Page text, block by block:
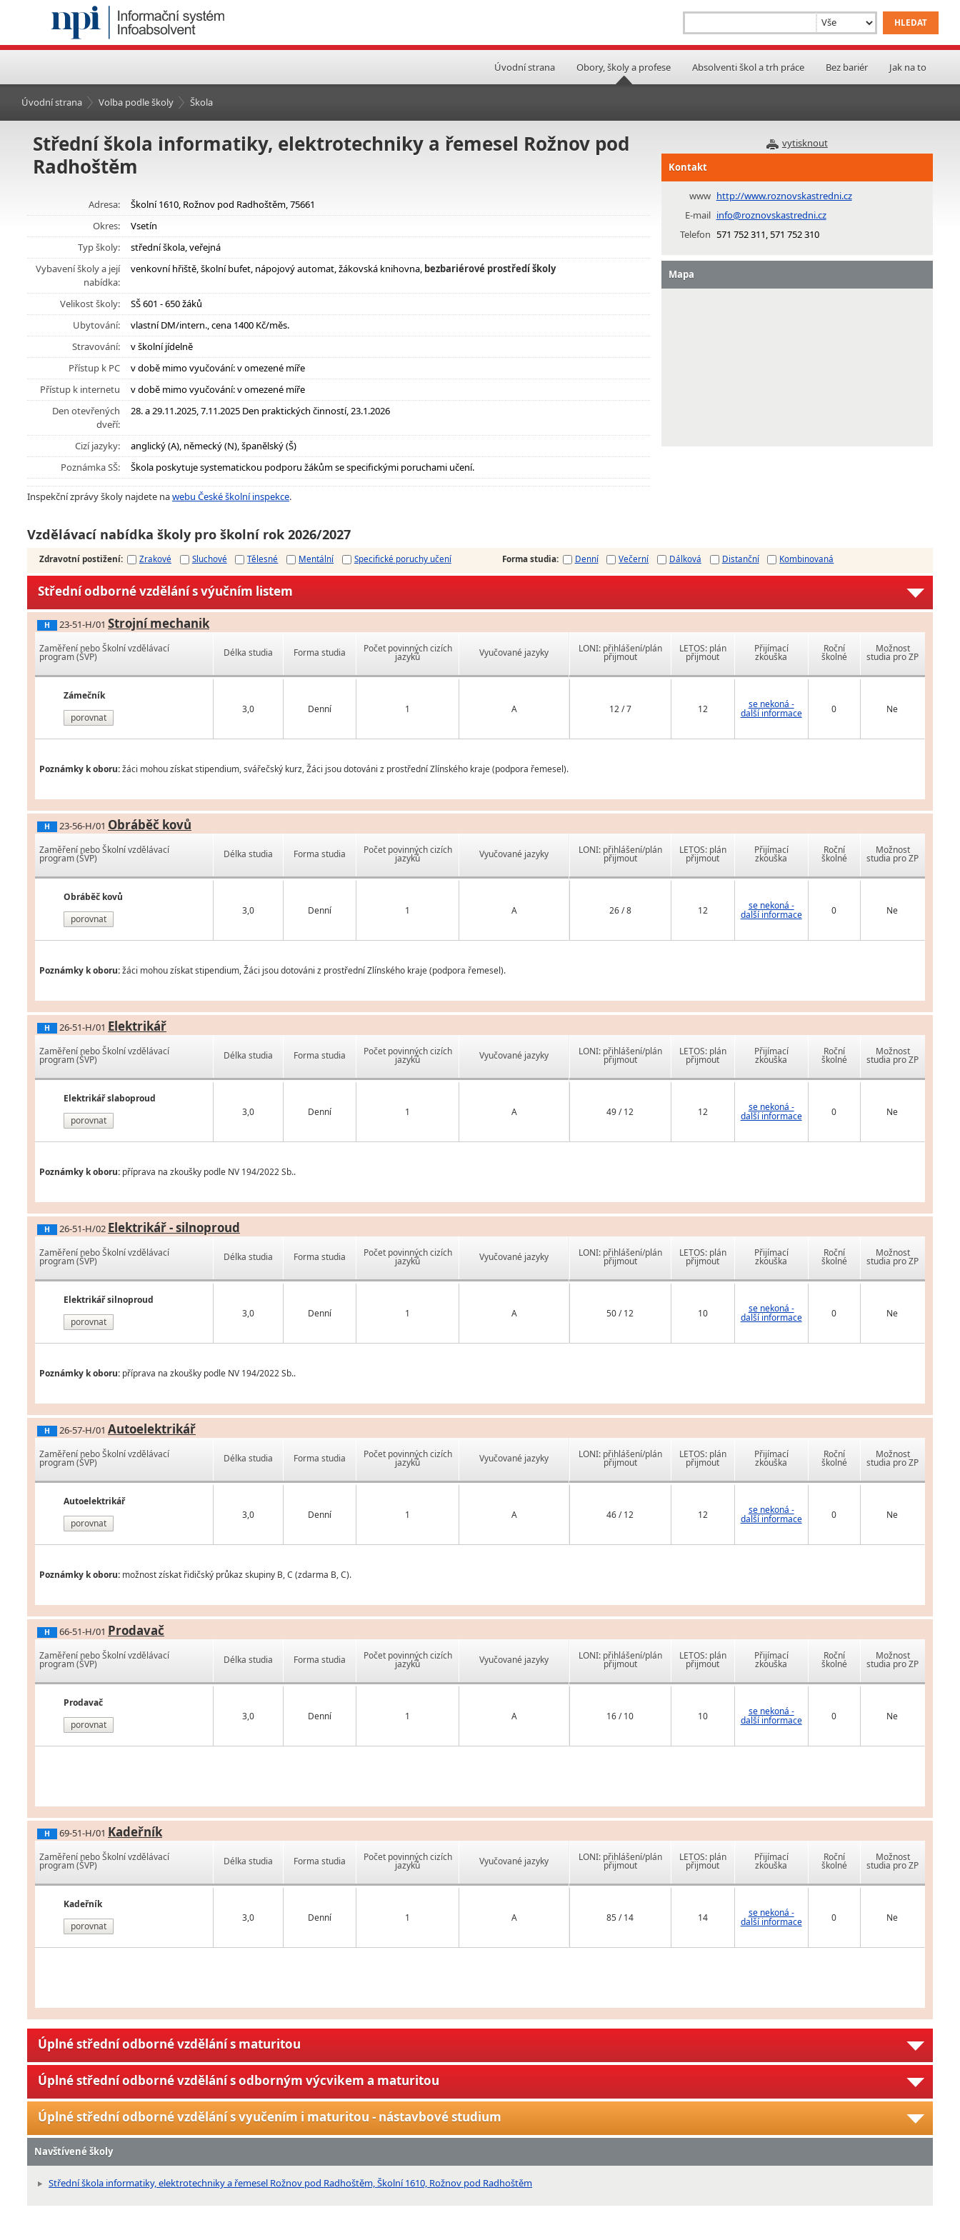
Úvodní strana Obory, školy a profese Absolventi škol a trh práce Bez bariér Jak na to
Úvodní strana Volba podle školy Škola
vytisknout
Střední škola informatiky, elektrotechniky a řemesel Rožnov pod
Radhoštěm
Adresa:
Školní 1610, Rožnov pod Radhoštěm, 75661
Okres:
Vsetín
Typ školy:
střední škola, veřejná
Vybavení školy a její
nabídka:
venkovní hřiště, školní bufet, nápojový automat, žákovská knihovna, bezbariérové prostředí školy
Velikost školy:
SŠ 601 - 650 žáků
Ubytování:
vlastní DM/intern., cena 1400 Kč/měs.
Stravování:
v školní jídelně
Přístup k PC
v době mimo vyučování: v omezené míře
Přístup k internetu
v době mimo vyučování: v omezené míře
Den otevřených
dveří:
28. a 29.11.2025, 7.11.2025 Den praktických činností, 23.1.2026
Cizí jazyky:
anglický (A), německý (N), španělský (Š)
Poznámka SŠ:
Škola poskytuje systematickou podporu žákům se specifickými poruchami učení.
Inspekční zprávy školy najdete nawebu České školní inspekce.
Kontakt
www http://www.roznovskastredni.cz
E-mail info@roznovskastredni.cz
Telefon 571 752 311, 571 752 310
Mapa
Vzdělávací nabídka školy pro školní rok 2026/2027
Zdravotní postižení: Zrakové Sluchové Tělesné Mentální Specifické poruchy učení Forma studia: Denní Večerní Dálková Distanční Kombinovaná
Střední odborné vzdělání s výučním listem
H 23-51-H/01 Strojní mechanik
Zaměření nebo Školní vzdělávací
program (ŠVP)
Zámečník
porovnat
Délka studia Forma studia Počet povinných cizích
jazyků Vyučované jazyky
3,0 Denní 1 A
LONI: přihlášení/plán
přijmout
LETOS: plán
přijmout
Přijímací
zkouška
Roční
školné
Možnost
studia pro ZP
12 / 7 12 se nekoná -
další informace 0 Ne
Poznámky k oboru:žáci mohou získat stipendium, svářečský kurz, Žáci jsou dotováni z prostřední Zlínského kraje (podpora řemesel).
H 23-56-H/01 Obráběč kovů
Zaměření nebo Školní vzdělávací
program (ŠVP)
Obráběč kovů
porovnat
Délka studia Forma studia Počet povinných cizích
jazyků Vyučované jazyky
3,0 Denní 1 A
LONI: přihlášení/plán
přijmout
LETOS: plán
přijmout
Přijímací
zkouška
Roční
školné
Možnost
studia pro ZP
26 / 8 12 se nekoná -
další informace 0 Ne
Poznámky k oboru:žáci mohou získat stipendium, Žáci jsou dotováni z prostřední Zlínského kraje (podpora řemesel).
H 26-51-H/01 Elektrikář
Zaměření nebo Školní vzdělávací
program (ŠVP)
Elektrikář slaboproud
porovnat
Délka studia Forma studia Počet povinných cizích
jazyků Vyučované jazyky
3,0 Denní 1 A
LONI: přihlášení/plán
přijmout
LETOS: plán
přijmout
Přijímací
zkouška
Roční
školné
Možnost
studia pro ZP
49 / 12 12 se nekoná -
další informace 0 Ne
Poznámky k oboru: příprava na zkoušky podle NV 194/2022 Sb..
H 26-51-H/02 Elektrikář - silnoproud
Zaměření nebo Školní vzdělávací
program (ŠVP)
Elektrikář silnoproud
porovnat
Délka studia Forma studia Počet povinných cizích
jazyků Vyučované jazyky
3,0 Denní 1 A
LONI: přihlášení/plán
přijmout
LETOS: plán
přijmout
Přijímací
zkouška
Roční
školné
Možnost
studia pro ZP
50 / 12 10 se nekoná -
další informace 0 Ne
Poznámky k oboru: příprava na zkoušky podle NV 194/2022 Sb..
H 26-57-H/01 Autoelektrikář
Zaměření nebo Školní vzdělávací
program (ŠVP)
Autoelektrikář
porovnat
Délka studia Forma studia Počet povinných cizích
jazyků Vyučované jazyky
3,0 Denní 1 A
LONI: přihlášení/plán
přijmout
LETOS: plán
přijmout
Přijímací
zkouška
Roční
školné
Možnost
studia pro ZP
46 / 12 12 se nekoná -
další informace 0 Ne
Poznámky k oboru: možnost získat řidičský průkaz skupiny B, C (zdarma B, C).
H 66-51-H/01 Prodavač
Zaměření nebo Školní vzdělávací
program (ŠVP)
Prodavač
porovnat
Délka studia Forma studia Počet povinných cizích
jazyků Vyučované jazyky
3,0 Denní 1 A
LONI: přihlášení/plán
přijmout
LETOS: plán
přijmout
Přijímací
zkouška
Roční
školné
Možnost
studia pro ZP
16 / 10 10 se nekoná -
další informace 0 Ne
H 69-51-H/01 Kadeřník
Zaměření nebo Školní vzdělávací
program (ŠVP)
Kadeřník
porovnat
Délka studia Forma studia Počet povinných cizích
jazyků Vyučované jazyky
3,0 Denní 1 A
LONI: přihlášení/plán
přijmout
LETOS: plán
přijmout
Přijímací
zkouška
Roční
školné
Možnost
studia pro ZP
85 / 14 14 se nekoná -
další informace 0 Ne
Úplné střední odborné vzdělání s maturitou
Úplné střední odborné vzdělání s odborným výcvikem a maturitou
Úplné střední odborné vzdělání s vyučením i maturitou - nástavbové studium
Navštívené školy
Střední škola informatiky, elektrotechniky a řemesel Rožnov pod Radhoštěm, Školní 1610, Rožnov pod Radhoštěm